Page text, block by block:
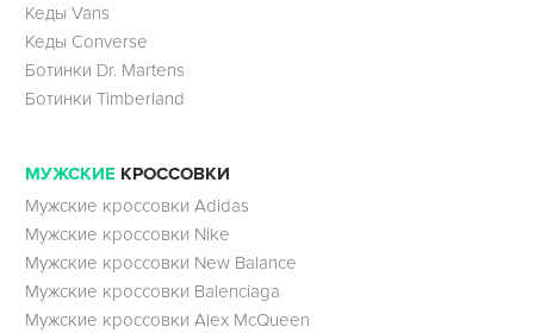
Кеды Vans
Кеды Converse
Ботинки Dr. Martens
Ботинки Timberland
МУЖСКИЕ КРОССОВКИ
Мужские кроссовки Adidas
Мужские кроссовки Nike
Мужские кроссовки New Balance
Мужские кроссовки Balenciaga
Мужские кроссовки Alex McQueen